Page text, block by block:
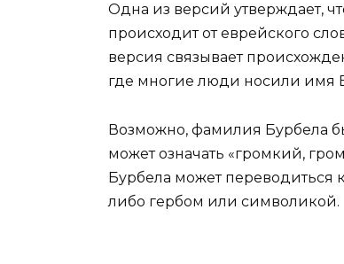
Одна из версий утверждает,
происходит от еврейского
версия связывает
где многие люди носили имя
Возможно, фамилия Бурбела
может означать «громкий,
Бурбела может переводиться
либо гербом или символикой.